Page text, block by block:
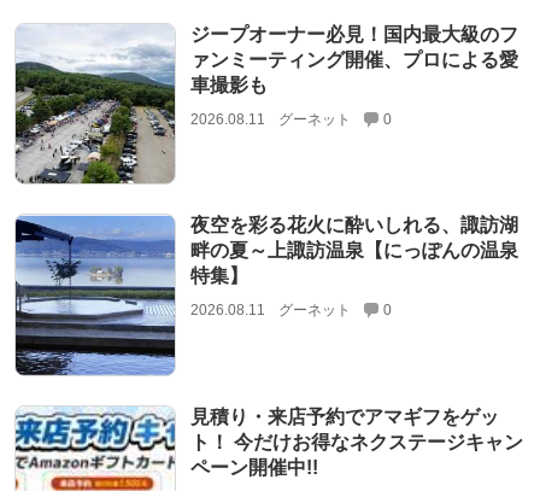
ジープオーナー必見！国内最大級のフ
ァンミーティング開催、プロによる愛
車撮影も
2026.08.11 グーネット 0
夜空を彩る花火に酔いしれる、諏訪湖
畔の夏～上諏訪温泉【にっぽんの温泉
特集】
2026.08.11 グーネット 0
見積り・来店予約でアマギフをゲッ
ト！ 今だけお得なネクステージキャン
ペーン開催中!!